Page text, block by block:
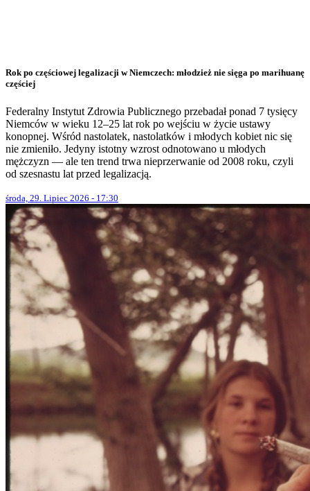
Rok po częściowej legalizacji w Niemczech: młodzież nie sięga po marihuanę
częściej
Federalny Instytut Zdrowia Publicznego przebadał ponad 7 tysięcy
Niemców w wieku 12–25 lat rok po wejściu w życie ustawy
konopnej. Wśród nastolatek, nastolatków i młodych kobiet nic się
nie zmieniło. Jedyny istotny wzrost odnotowano u młodych
mężczyzn — ale ten trend trwa nieprzerwanie od 2008 roku, czyli
od szesnastu lat przed legalizacją.
środa, 29. Lipiec 2026 - 17:30